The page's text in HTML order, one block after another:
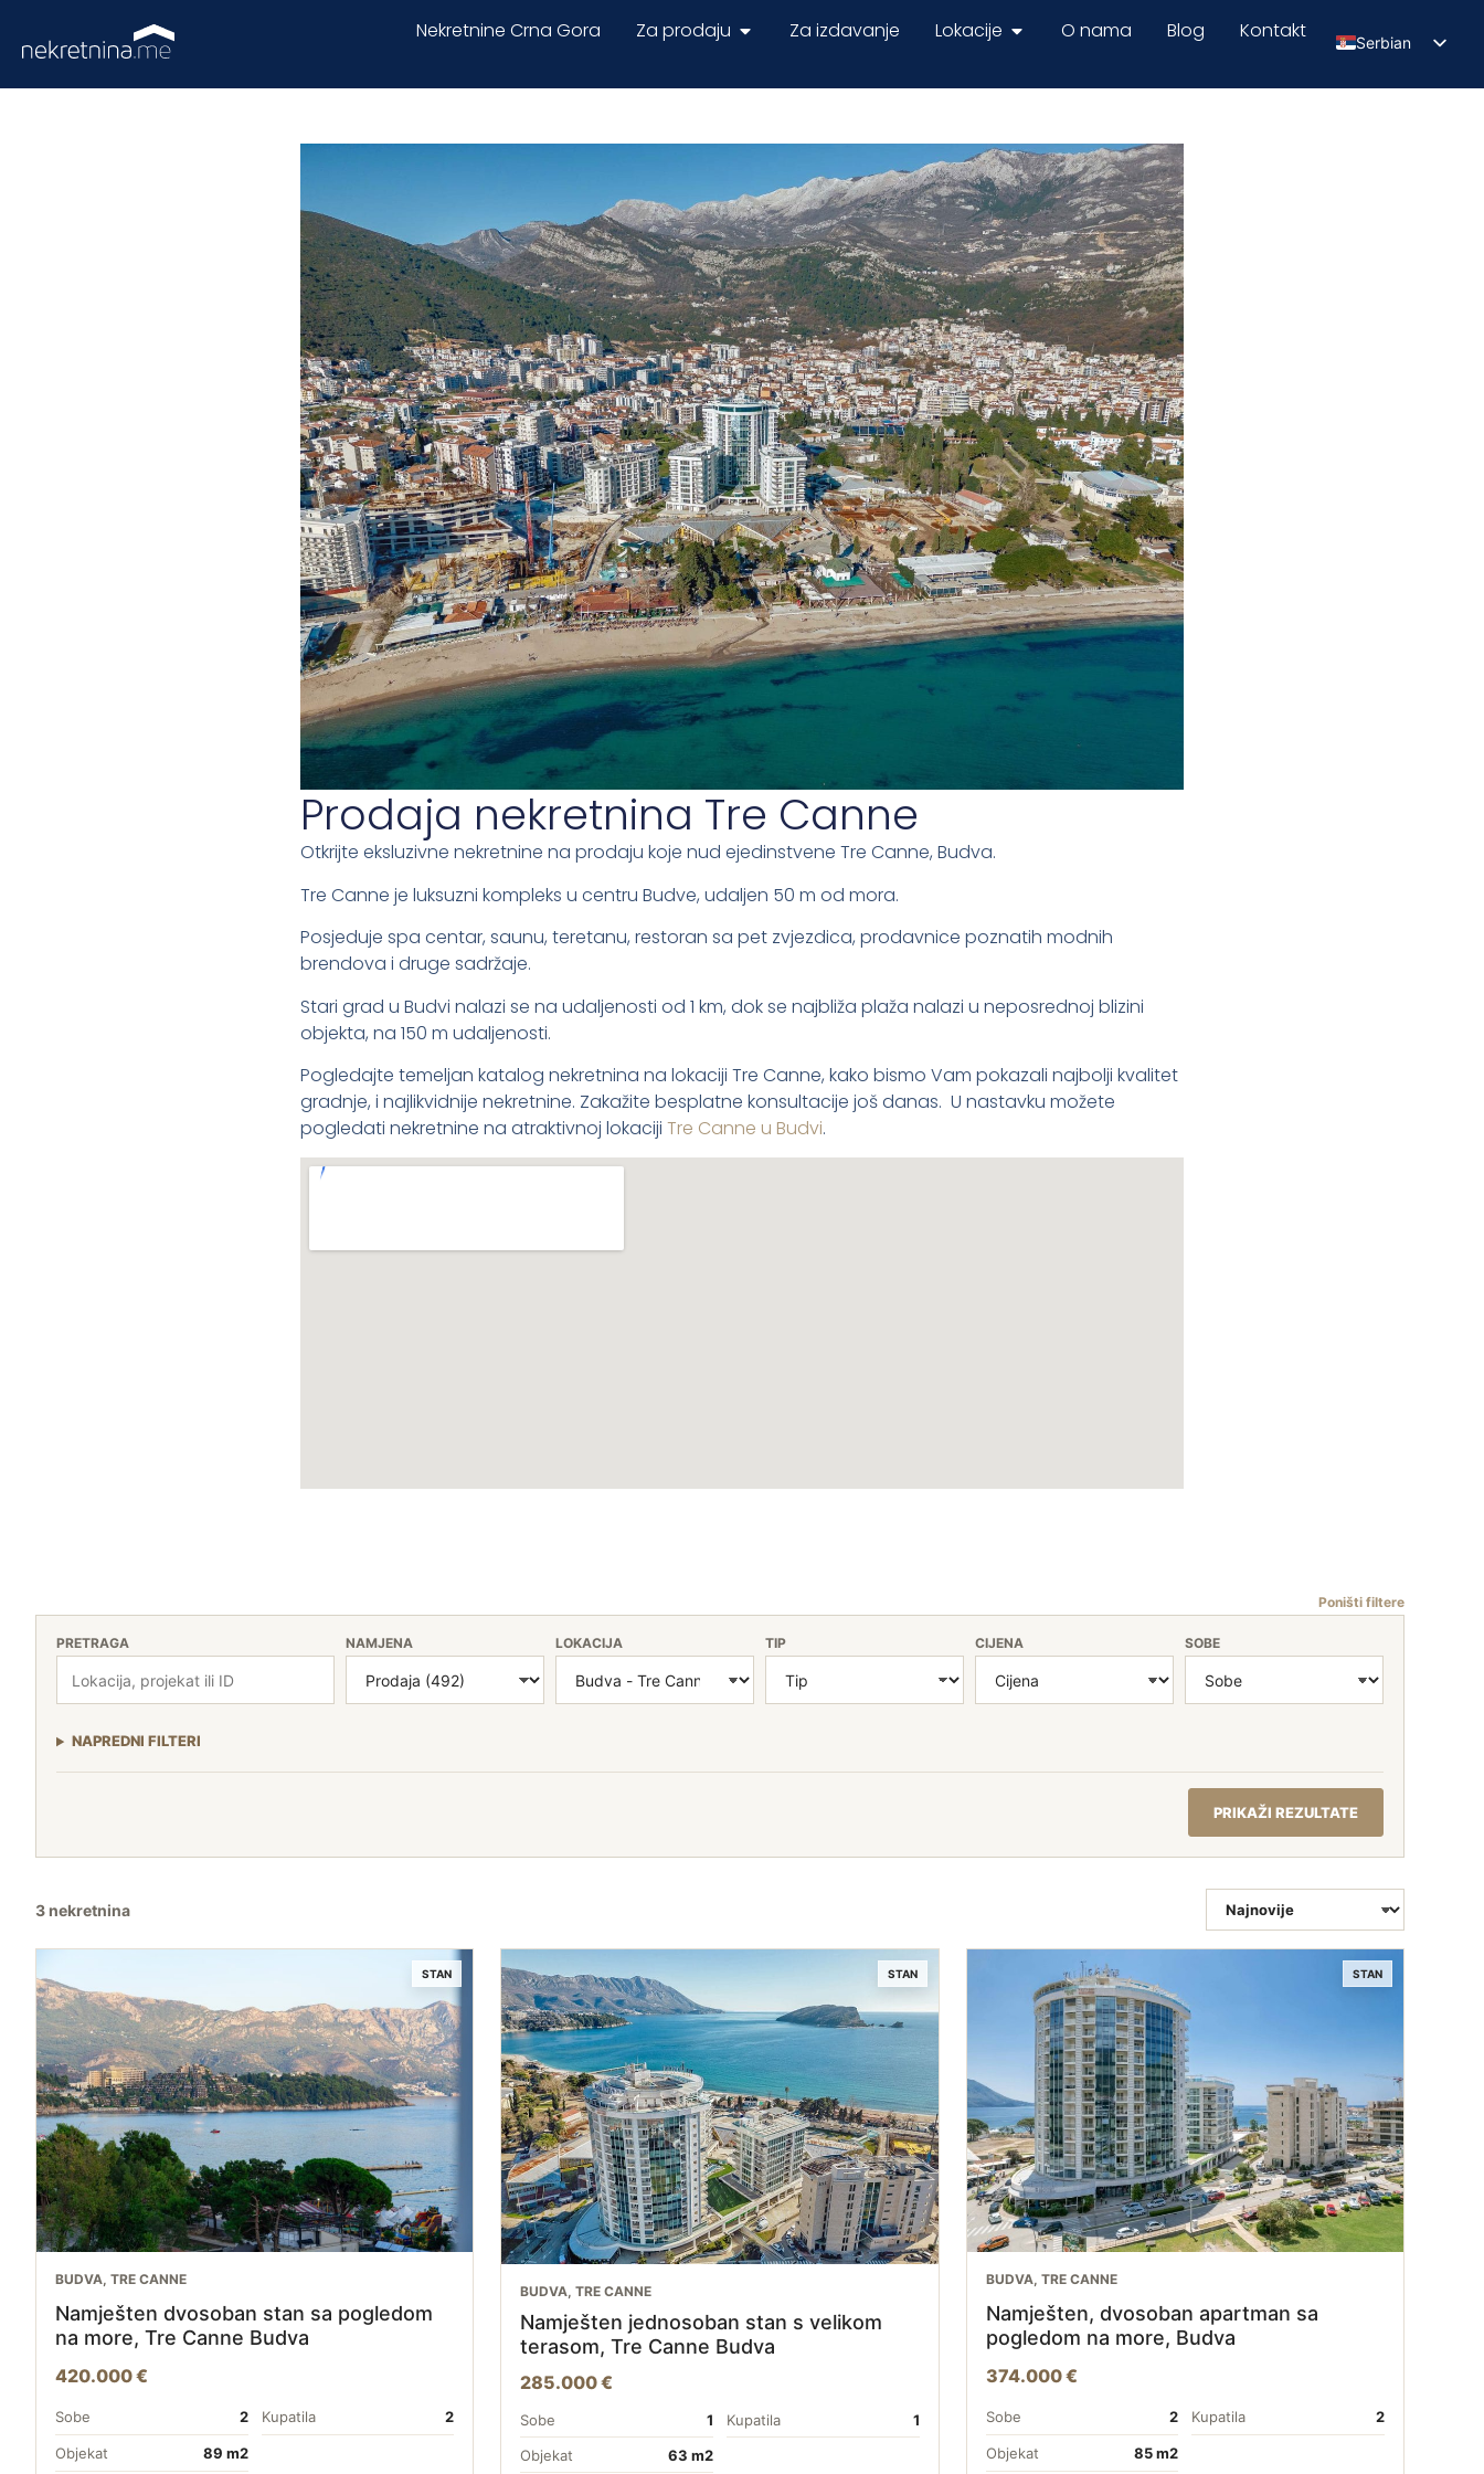
Nekretnine Crna Gora Za prodaju Za izdavanje Lokacije O nama Blog Kontakt
Serbian
Prodaja nekretnina Tre Canne
Otkrijte eksluzivne nekretnine na prodaju koje nud ejedinstvene Tre Canne, Budva.
Tre Canne je luksuzni kompleks u centru Budve, udaljen 50 m od mora.
Posjeduje spa centar, saunu, teretanu, restoran sa pet zvjezdica, prodavnice poznatih modnih
brendova i druge sadržaje.
Stari grad u Budvi nalazi se na udaljenosti od 1 km, dok se najbliža plaža nalazi u neposrednoj blizini
objekta, na 150 m udaljenosti.
Pogledajte temeljan katalog nekretnina na lokaciji Tre Canne, kako bismo Vam pokazali najbolji kvalitet
gradnje, i najlikvidnije nekretnine. Zakažite besplatne konsultacije još danas. U nastavku možete
pogledati nekretnine na atraktivnoj lokaciji Tre Canne u Budvi.
Poništi filtere
PRETRAGA NAMJENA LOKACIJA TIP CIJENA SOBE
NAPREDNI FILTERI
PRIKAŽI REZULTATE
3 nekretnina
SORTIRANJE
STAN
BUDVA, TRE CANNE
Namješten dvosoban stan sa pogledom
na more, Tre Canne Budva
420.000 €
Sobe 2 Kupatila 2
Objekat 89 m2
STAN
BUDVA, TRE CANNE
Namješten jednosoban stan s velikom
terasom, Tre Canne Budva
285.000 €
Sobe 1 Kupatila
1
Objekat
63 m2
STAN
BUDVA, TRE CANNE
Namješten, dvosoban apartman sa
pogledom na more, Budva
374.000 €
Sobe 2 Kupatila 2
Objekat 85 m2